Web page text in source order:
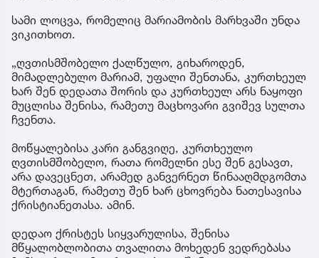
სამი ლოცვა, რომელიც მარიამობის მარხვაში უნდა
ვიკითხოთ.
„ღვთისმშობელო ქალწულო, გიხაროდენ,
მიმადლებულო მარიამ, უფალი შენთანა, კურთხეულ
ხარ შენ დედათა შორის და კურთხეულ არს ნაყოფი
მუცლისა შენისა, რამეთუ მაცხოვარი გვიშევ სულთა
ჩვენთა.
მოწყალებისა კარი განგვიღე, კურთხეულო
ღვთისმშობელო, რათა რომელნი ესე შენ გესავთ,
არა დავეცნეთ, არამედ განვერნეთ წინააღმდგომთა
მტერთაგან, რამეთუ შენ ხარ ცხოვრება ნათესავისა
ქრისტიანეთასა. ამინ.
დედაო ქრისტეს სიყვარულისა, შენისა
მწყალობლობითა თვალითა მოხედენ ვედრებასა